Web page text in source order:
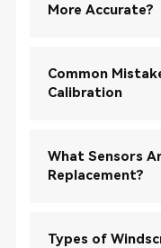
More Accurate?
Common
Calibration
What Sensors
Replacement?
Types of